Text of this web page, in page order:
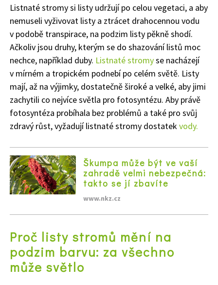
Listnaté stromy si listy udržují po celou vegetaci, a aby
nemuseli vyživovat listy a ztrácet drahocennou vodu
v podobě transpirace, na podzim listy pěkně shodí.
Ačkoliv jsou druhy, kterým se do shazování listů moc
nechce, například duby. Listnaté stromyse nacházejí
v mírném a tropickém podnebí po celém světě. Listy
mají, až na výjimky, dostatečně široké a velké, aby jimi
zachytili co nejvíce světla pro fotosyntézu. Aby právě
fotosyntéza probíhala bez problémů a také pro svůj
zdravý růst, vyžadují listnaté stromy dostatekvody.
Škumpa může být ve vaší
zahradě velmi nebezpečná:
takto se jí zbavíte
www.nkz.cz
Proč listy stromů mění na
podzim barvu: za všechno
může světlo